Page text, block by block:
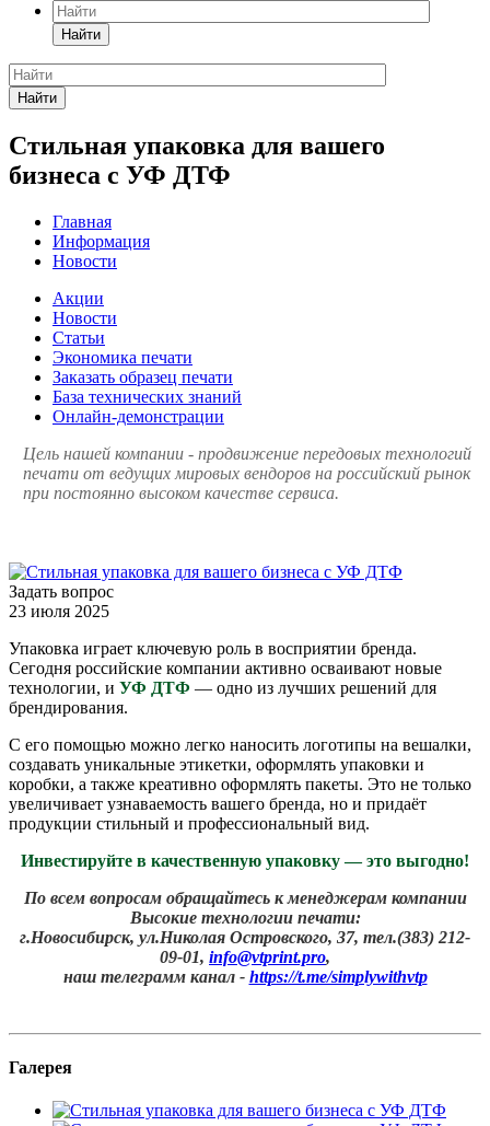
Найти
Найти
Стильная упаковка для вашего
бизнеса с УФ ДТФ
Главная
Информация
Новости
Акции
Новости
Статьи
Экономика печати
Заказать образец печати
База технических знаний
Онлайн-демонстрации
Цель нашей компании - продвижение передовых технологий
печати от ведущих мировых вендоров на российский рынок
при постоянно высоком качестве сервиса.
Задать вопрос
23 июля 2025
Упаковка играет ключевую роль в восприятии бренда.
Сегодня российские компании активно осваивают новые
технологии, и УФ ДТФ — одно из лучших решений для
брендирования.
С его помощью можно легко наносить логотипы на вешалки,
создавать уникальные этикетки, оформлять упаковки и
коробки, а также креативно оформлять пакеты. Это не только
увеличивает узнаваемость вашего бренда, но и придаёт
продукции стильный и профессиональный вид.
Инвестируйте в качественную упаковку — это выгодно!
По всем вопросам обращайтесь к менеджерам компании
Высокие технологии печати:
г.Новосибирск, ул.Николая Островского, 37, тел.(383) 212-
09-01, info@vtprint.pro,
наш телеграмм канал - https://t.me/simplywithvtp
Галерея